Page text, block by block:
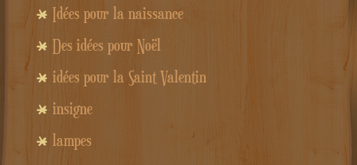
Idées pour la naissance
Des idées pour Noël
idées pour la Saint Valentin
insigne
lampes